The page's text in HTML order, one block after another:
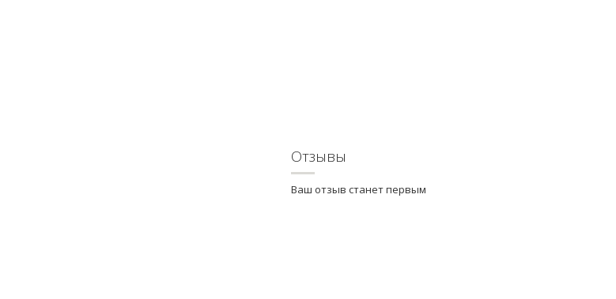
Отзывы
Ваш отзыв станет первым